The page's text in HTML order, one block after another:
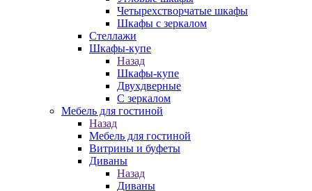
Четырехстворчатые шкафы
Шкафы с зеркалом
Стеллажи
Шкафы-купе
Назад
Шкафы-купе
Двухдверные
С зеркалом
Мебель для гостиной
Назад
Мебель для гостиной
Витрины и буфеты
Диваны
Назад
Диваны